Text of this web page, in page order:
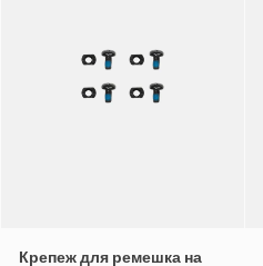
Крепеж для ремешка на